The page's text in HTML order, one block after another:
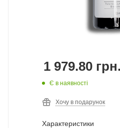
1 979.80 грн.
Є в наявності
Хочу в подарунок
Характеристики